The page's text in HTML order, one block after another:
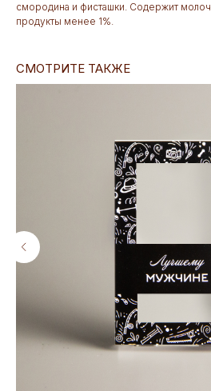
смородина и фисташки. Содержит
продукты менее 1%.
СМОТРИТЕ ТАКЖЕ